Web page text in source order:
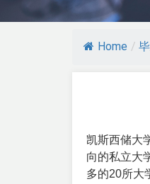
Home /
凯斯西储大
向的私立大
多的20所大